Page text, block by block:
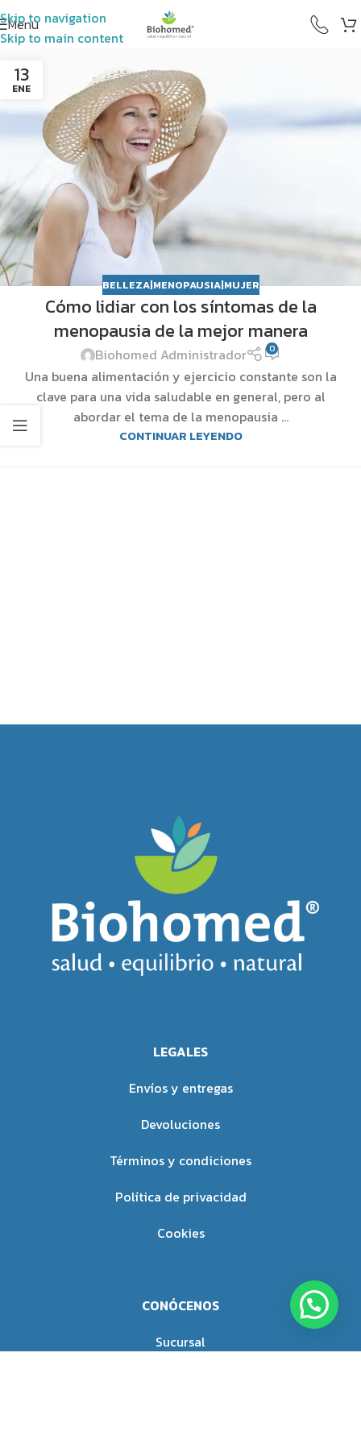
Skip to navigation
Skip to main content
Menú
13
ENE
BELLEZA|MENOPAUSIA|MUJER
Cómo lidiar con los síntomas de la
menopausia de la mejor manera
Biohomed Administrador 0
Una buena alimentación y ejercicio constante son la
clave para una vida saludable en general, pero al
abordar el tema de la menopausia ...
CONTINUAR LEYENDO
LEGALES
Envíos y entregas
Devoluciones
Términos y condiciones
Política de privacidad
Cookies
CONÓCENOS
Sucursal